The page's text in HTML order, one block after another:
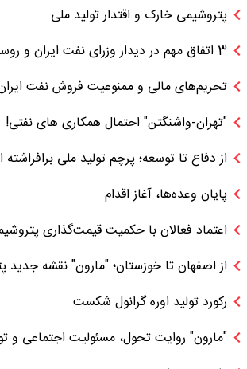
پتروشیمی خارک و اقتدار تولید ملی
3 اتفاق مهم در دیدار وزرای نفت ایران و روسیه
تحریم‌های مالی و ممنوعیت فروش نفت
"تهران-واشنگتن" احتمال همکاری های نفتی!
از دفاع تا توسعه؛ پرچم تولید ملی
پایان وعده‌ها، آغاز اقدام
اعتماد فعالان با حکمیت قیمت‌گذاری
از اصفهان تا خوزستان؛ "مارون" نقشه جدید
رکورد تولید اوره گرانول شکست
"مارون" روایت تحول، مسئولیت اجتماعی و